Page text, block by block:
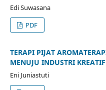
Edi Suwasana
PDF
TERAPI PIJAT
MENUJU INDUSTRI KREATIF
Eni Juniastuti